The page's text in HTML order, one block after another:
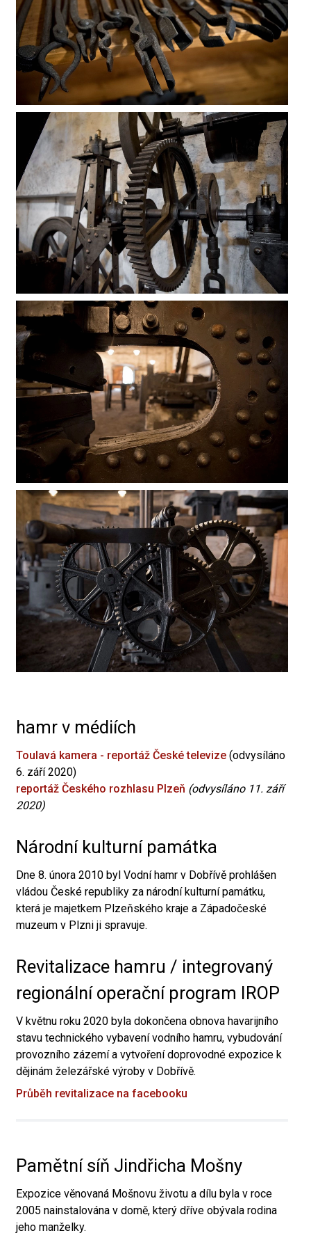
hamr v médiích
Toulavá kamera - reportáž České televize (odvysíláno
6. září 2020)
reportáž Českého rozhlasu Plzeň (odvysíláno 11. září
2020)
Národní kulturní památka
Dne 8. února 2010 byl Vodní hamr v Dobřívě prohlášen
vládou České republiky za národní kulturní památku,
která je majetkem Plzeňského kraje a Západočeské
muzeum v Plzni ji spravuje.
Revitalizace hamru / integrovaný
regionální operační program IROP
V květnu roku 2020 byla dokončena obnova havarijního
stavu technického vybavení vodního hamru, vybudování
provozního zázemí a vytvoření doprovodné expozice k
dějinám železářské výroby v Dobřívě.
Průběh revitalizace na facebooku
Pamětní síň Jindřicha Mošny
Expozice věnovaná Mošnovu životu a dílu byla v roce
2005 nainstalována v domě, který dříve obývala rodina
jeho manželky.